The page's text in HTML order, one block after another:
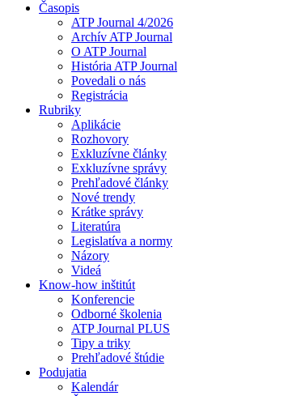
Časopis
ATP Journal 4/2026
Archív ATP Journal
O ATP Journal
História ATP Journal
Povedali o nás
Registrácia
Rubriky
Aplikácie
Rozhovory
Exkluzívne články
Exkluzívne správy
Prehľadové články
Nové trendy
Krátke správy
Literatúra
Legislatíva a normy
Názory
Videá
Know-how inštitút
Konferencie
Odborné školenia
ATP Journal PLUS
Tipy a triky
Prehľadové štúdie
Podujatia
Kalendár